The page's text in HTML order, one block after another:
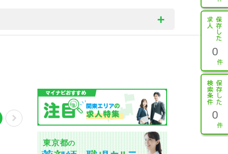
0
0
東京都の